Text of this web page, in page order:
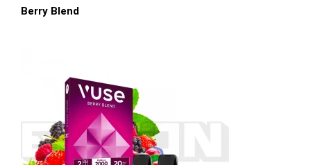
Berry Blend